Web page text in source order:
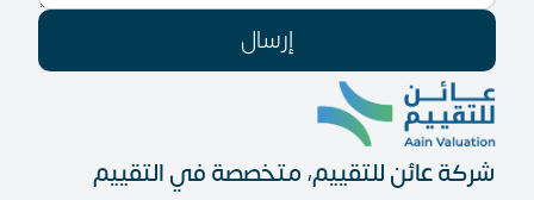
شركة عائن للتقييم، متخصصة في التقييم
إرسال